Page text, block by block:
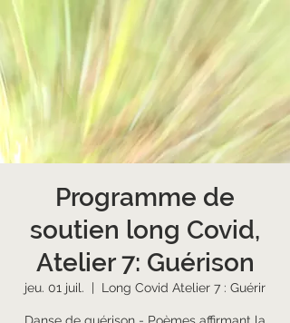
Programme de
soutien long Covid,
Atelier 7: Guérison
jeu. 01 juil.
  |
Long Covid Atelier 7 : Guérir